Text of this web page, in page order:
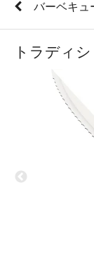
バーベキュ
トラディ